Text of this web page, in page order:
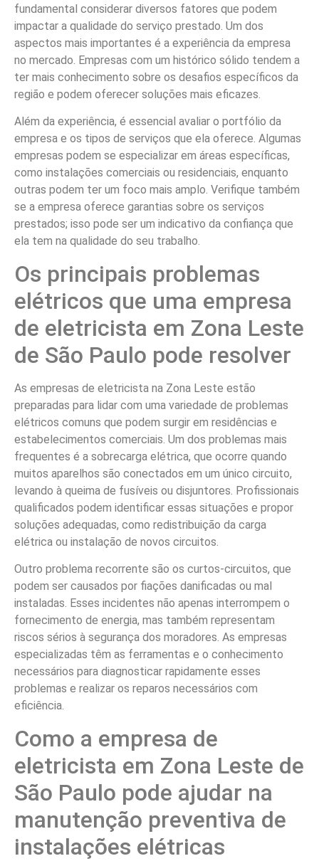
fundamental considerar diversos fatores que podem
impactar a qualidade do serviço prestado. Um dos
aspectos mais importantes é a experiência da empresa
no mercado. Empresas com um histórico sólido tendem a
ter mais conhecimento sobre os desafios específicos da
região e podem oferecer soluções mais eficazes.
Além da experiência, é essencial avaliar o portfólio da
empresa e os tipos de serviços que ela oferece. Algumas
empresas podem se especializar em áreas específicas,
como instalações comerciais ou residenciais, enquanto
outras podem ter um foco mais amplo. Verifique também
se a empresa oferece garantias sobre os serviços
prestados; isso pode ser um indicativo da confiança que
ela tem na qualidade do seu trabalho.
Os principais problemas
elétricos que uma empresa
de eletricista em Zona Leste
de São Paulo pode resolver
As empresas de eletricista na Zona Leste estão
preparadas para lidar com uma variedade de problemas
elétricos comuns que podem surgir em residências e
estabelecimentos comerciais. Um dos problemas mais
frequentes é a sobrecarga elétrica, que ocorre quando
muitos aparelhos são conectados em um único circuito,
levando à queima de fusíveis ou disjuntores. Profissionais
qualificados podem identificar essas situações e propor
soluções adequadas, como redistribuição da carga
elétrica ou instalação de novos circuitos.
Outro problema recorrente são os curtos-circuitos, que
podem ser causados por fiações danificadas ou mal
instaladas. Esses incidentes não apenas interrompem o
fornecimento de energia, mas também representam
riscos sérios à segurança dos moradores. As empresas
especializadas têm as ferramentas e o conhecimento
necessários para diagnosticar rapidamente esses
problemas e realizar os reparos necessários com
eficiência.
Como a empresa de
eletricista em Zona Leste de
São Paulo pode ajudar na
manutenção preventiva de
instalações elétricas